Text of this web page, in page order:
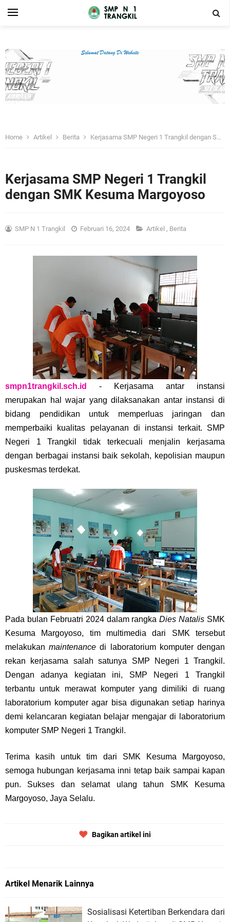
Home Artikel Berita Kerjasama SMP Negeri 1 Trangkil dengan SMK Kesuma Margoyoso
Kerjasama SMP Negeri 1 Trangkil
dengan SMK Kesuma Margoyoso
SMP N 1 Trangkil Februari 16, 2024 Artikel , Berita
smpn1trangkil.sch.id -
Kerjasama antar instansi
merupakan hal wajar yang dilaksanakan antar instansi di
bidang pendidikan untuk memperluas jaringan dan
memperbaiki kualitas pelayanan di instansi terkait. SMP
Negeri 1 Trangkil tidak terkecuali menjalin kerjasama
dengan berbagai instansi baik sekolah, kepolisian maupun
puskesmas terdekat.
Pada bulan Februatri 2024 dalam rangkaDies Natalis SMK
Kesuma Margoyoso, tim multimedia dari SMK tersebut
melakukanmaintenance di laboratorium komputer dengan
rekan kerjasama salah satunya SMP Negeri 1 Trangkil.
Dengan adanya kegiatan ini, SMP Negeri 1 Trangkil
terbantu untuk merawat komputer yang dimiliki di ruang
laboratorium komputer agar bisa digunakan setiap harinya
demi kelancaran kegiatan belajar mengajar di laboratorium
komputer SMP Negeri 1 Trangkil.
Terima kasih untuk tim dari SMK Kesuma Margoyoso,
semoga hubungan kerjasama inni tetap baik sampai kapan
pun. Sukses dan selamat ulang tahun SMK Kesuma
Margoyoso, Jaya Selalu.
Bagikan artikel ini
Artikel Menarik Lainnya
Sosialisasi Ketertiban Berkendara dari